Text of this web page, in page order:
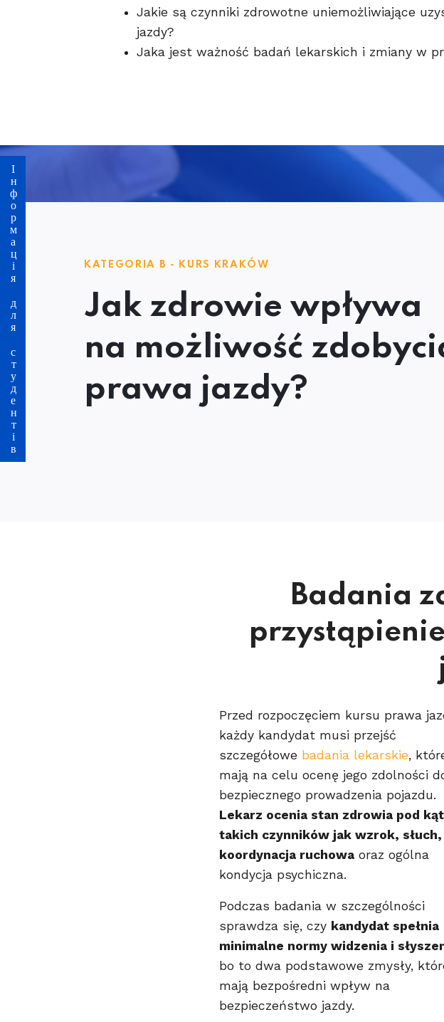
Jakie są czynniki zdrowotne uniemożliwiające
jazdy?
Jaka jest ważność badań lekarskich i zmiany w
KATEGORIA B - KURS KRAKÓW
Jak zdrowie wpływa
na możliwość
prawa jazdy?
Badania
Przed rozpoczęciem kursu prawa
każdy kandydat musi przejść
szczegółowe badania lekarskie,
mają na celu ocenę jego zdolności
bezpiecznego prowadzenia pojazdu.
Lekarz ocenia stan zdrowia pod
takich czynników jak wzrok, słuch,
koordynacja ruchowa oraz ogólna
kondycja psychiczna.
Podczas badania w szczególności
sprawdza się, czy kandydat spełnia
minimalne normy widzenia i
bo to dwa podstawowe zmysły,
mają bezpośredni wpływ na
bezpieczeństwo jazdy.
Інформація для студентів